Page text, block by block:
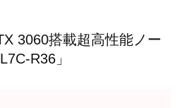
3060搭載超高性能ノー
R36」